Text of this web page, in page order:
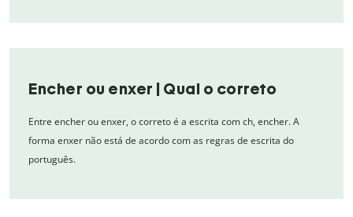
Encher ou enxer | Qual o correto
Entre encher ou enxer, o correto é a escrita com ch, encher. A
forma enxer não está de acordo com as regras de escrita do
português.